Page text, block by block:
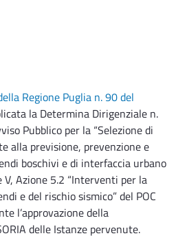
Regione Puglia n. 90 del
la Determina Dirigenziale n.
Pubblico per la “Selezione di
alla previsione, prevenzione e
boschivi e di interfaccia urbano
V, Azione 5.2 “Interventi per la
e del rischio sismico” del POC
l’approvazione della
delle Istanze pervenute.